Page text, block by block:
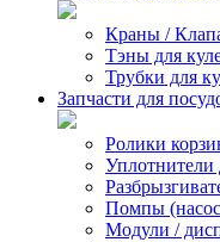
Краны /
Тэны для
Трубки для
Запчасти для
Ролики
Помпы
Модули /